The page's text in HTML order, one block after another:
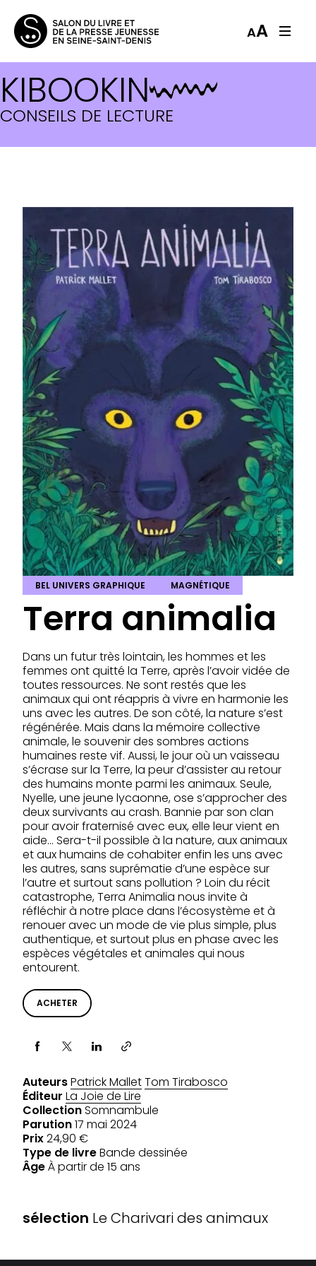
AA
KIBOOKIN
CONSEILS DE LECTURE
BEL UNIVERS GRAPHIQUE MAGNÉTIQUE
Terra animalia
Dans un futur très lointain, les hommes et les
femmes ont quitté la Terre, après l’avoir vidée de
toutes ressources. Ne sont restés que les
animaux qui ont réappris à vivre en harmonie les
uns avec les autres. De son côté, la nature s’est
régénérée. Mais dans la mémoire collective
animale, le souvenir des sombres actions
humaines reste vif. Aussi, le jour où un vaisseau
s’écrase sur la Terre, la peur d’assister au retour
des humains monte parmi les animaux. Seule,
Nyelle, une jeune lycaonne, ose s’approcher des
deux survivants au crash. Bannie par son clan
pour avoir fraternisé avec eux, elle leur vient en
aide… Sera-t-il possible à la nature, aux animaux
et aux humains de cohabiter enfin les uns avec
les autres, sans suprématie d’une espèce sur
l’autre et surtout sans pollution ? Loin du récit
catastrophe, Terra Animalia nous invite à
réfléchir à notre place dans l’écosystème et à
renouer avec un mode de vie plus simple, plus
authentique, et surtout plus en phase avec les
espèces végétales et animales qui nous
entourent.
ACHETER
Partager via
AuteursPatrick MalletTom Tirabosco
Éditeur La Joie de Lire
CollectionSomnambule
Parution17 mai 2024
Prix24,90 €
Type de livreBande dessinée
ÂgeÀ partir de 15 ans
SÉLECTIONS
sélection Le Charivari des animaux